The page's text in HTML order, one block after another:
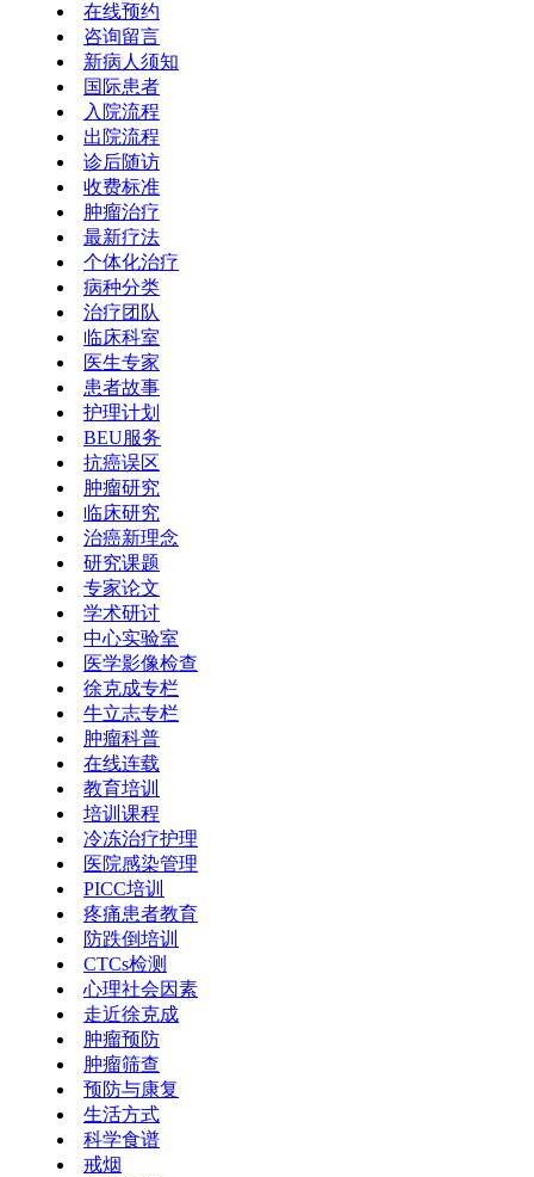
在线预约
咨询留言
新病人须知
国际患者
入院流程
出院流程
诊后随访
收费标准
肿瘤治疗
最新疗法
个体化治疗
病种分类
治疗团队
临床科室
医生专家
患者故事
护理计划
BEU服务
抗癌误区
肿瘤研究
临床研究
治癌新理念
研究课题
专家论文
学术研讨
中心实验室
医学影像检查
徐克成专栏
牛立志专栏
肿瘤科普
在线连载
教育培训
培训课程
冷冻治疗护理
医院感染管理
PICC培训
疼痛患者教育
防跌倒培训
CTCs检测
心理社会因素
走近徐克成
肿瘤预防
肿瘤筛查
预防与康复
生活方式
科学食谱
戒烟